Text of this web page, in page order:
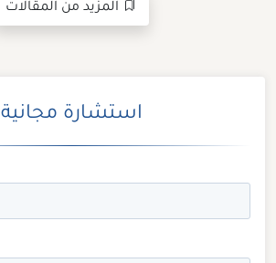
المزيد من المقالات
استشارة مجانية